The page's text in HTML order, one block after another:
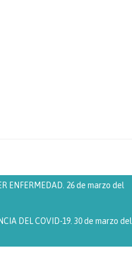
ENFERMEDAD. 26 de marzo del
DEL COVID-19. 30 de marzo del